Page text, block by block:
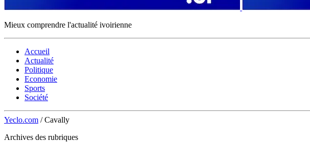
Mieux comprendre l'actualité ivoirienne
Accueil
Actualité
Politique
Economie
Sports
Société
Yeclo.com / Cavally
Archives des rubriques